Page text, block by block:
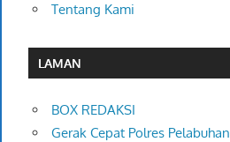
Tentang Kami
LAMAN
BOX REDAKSI
Gerak Cepat Polres Pelabuhan